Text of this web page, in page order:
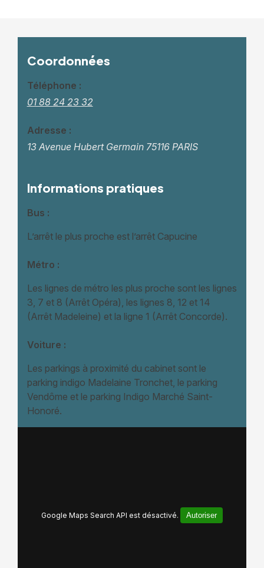
Coordonnées
Téléphone :
01 88 24 23 32
Adresse :
13 Avenue Hubert Germain 75116 PARIS
Informations pratiques
Bus :
L’arrêt le plus proche est l’arrêt Capucine
Métro :
Les lignes de métro les plus proche sont les lignes
3, 7 et 8 (Arrêt Opéra), les lignes 8, 12 et 14
(Arrêt Madeleine) et la ligne 1 (Arrêt Concorde).
Voiture :
Les parkings à proximité du cabinet sont le
parking indigo Madelaine Tronchet, le parking
Vendôme et le parking Indigo Marché Saint-
Honoré.
Google Maps Search API est désactivé. Autoriser